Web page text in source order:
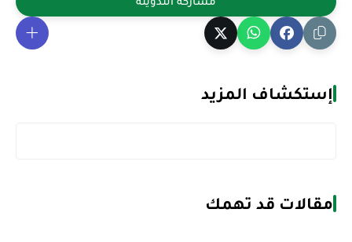
إستكشاف المزيد
مقالات قد تهمك